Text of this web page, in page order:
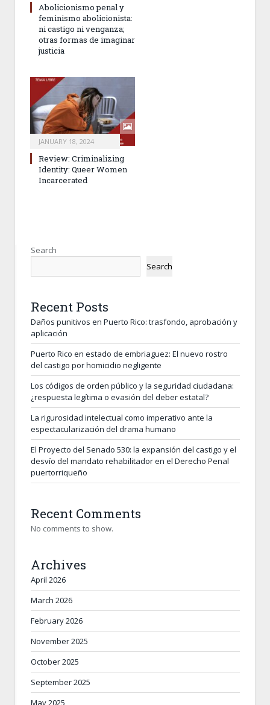
Abolicionismo penal y
feminismo abolicionista:
ni castigo ni venganza;
otras formas de imaginar
justicia
JANUARY 18, 2024
Review: Criminalizing
Identity: Queer Women
Incarcerated
Search
Search
Recent Posts
Daños punitivos en Puerto Rico: trasfondo, aprobación y
aplicación
Puerto Rico en estado de embriaguez: El nuevo rostro
del castigo por homicidio negligente
Los códigos de orden público y la seguridad ciudadana:
¿respuesta legítima o evasión del deber estatal?
La rigurosidad intelectual como imperativo ante la
espectacularización del drama humano
El Proyecto del Senado 530: la expansión del castigo y el
desvío del mandato rehabilitador en el Derecho Penal
puertorriqueño
Recent Comments
No comments to show.
Archives
April 2026
March 2026
February 2026
November 2025
October 2025
September 2025
May 2025